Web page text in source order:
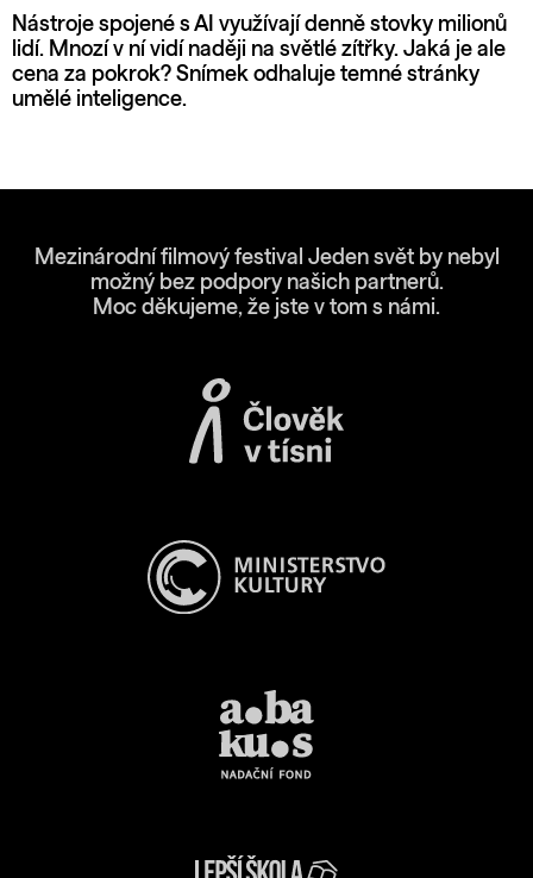
Nástroje spojené s AI využívají denně stovky milionů
lidí. Mnozí v ní vidí naději na světlé zítřky. Jaká je ale
cena za pokrok? Snímek odhaluje temné stránky
umělé inteligence.
Mezinárodní filmový festival Jeden svět by nebyl
možný bez podpory našich partnerů.
Moc děkujeme, že jste v tom s námi.